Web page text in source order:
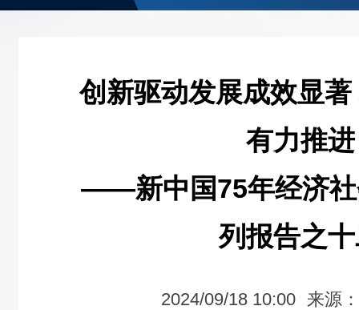
创新驱动发展成效显
有力推进
——新中国75年经济社
列报告之
2024/09/18 10:00 来源